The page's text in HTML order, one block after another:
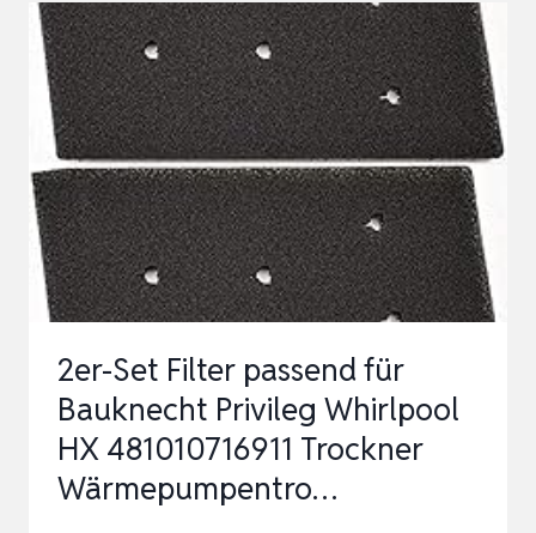
MIELE
T1
9164761
TROCKNER
WÄRMEPUMPENTROCKNER
FEIN-
GROB
|
207
157
X
30MM
|
2er-Set Filter passend für
Bauknecht Privileg Whirlpool
HX 481010716911 Trockner
Wärmepumpentro…